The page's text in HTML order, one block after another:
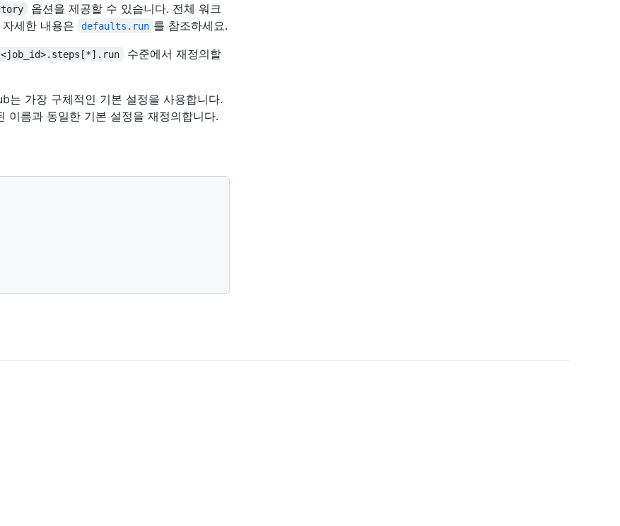
옵션을 제공할 수 있습니다. 전체 워크
세한 내용은 defaults.run 를 참조하세요.
수준에서 재정의할
는 가장 구체적인 기본 설정을 사용합니다.
이름과 동일한 기본 설정을 재정의합니다.